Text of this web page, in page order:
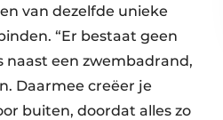
van dezelfde unieke
“Er bestaat geen
naast een zwembadrand,
Daarmee creëer je
buiten, doordat alles zo